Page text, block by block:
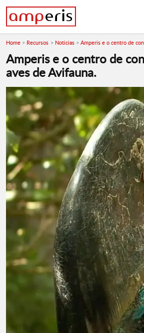
Home Recursos Noticias Amperis e o centro de
Amperis e o centro de
aves de Avifauna.